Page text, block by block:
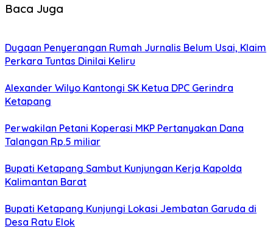
Baca Juga
Dugaan Penyerangan Rumah Jurnalis Belum Usai, Klaim
Perkara Tuntas Dinilai Keliru
Alexander Wilyo Kantongi SK Ketua DPC Gerindra
Ketapang
Perwakilan Petani Koperasi MKP Pertanyakan Dana
Talangan Rp.5 miliar
Bupati Ketapang Sambut Kunjungan Kerja Kapolda
Kalimantan Barat
Bupati Ketapang Kunjungi Lokasi Jembatan Garuda di
Desa Ratu Elok